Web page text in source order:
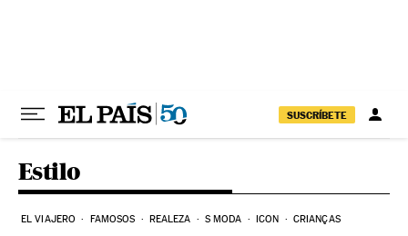
SUSCRÍBETE
Estilo
EL VIAJERO FAMOSOS REALEZA S MODA ICON CRIANÇAS